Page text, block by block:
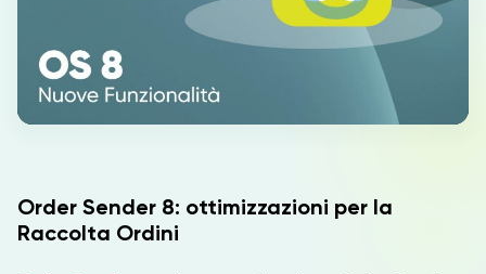
IT EN
Order Sender 8: ottimizzazioni per la
Raccolta Ordini